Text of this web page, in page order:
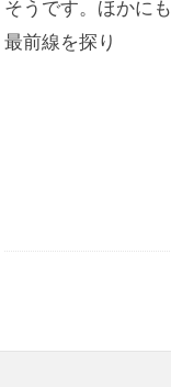
そうです。ほかに
最前線を探り